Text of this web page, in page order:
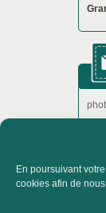
En poursuivant
cookies afin de